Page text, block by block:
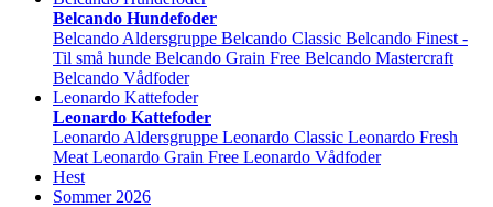
Belcando Hundefoder
Belcando Aldersgruppe Belcando Classic Belcando Finest -
Til små hunde Belcando Grain Free Belcando Mastercraft
Belcando Vådfoder
Leonardo Kattefoder
Leonardo Kattefoder
Leonardo Aldersgruppe Leonardo Classic Leonardo Fresh
Meat Leonardo Grain Free Leonardo Vådfoder
Hest
Sommer 2026